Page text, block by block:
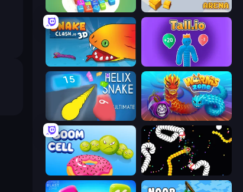
Merge Blocks 3D Gold Rush Arena
Snake Clash.io Tall.io
Helix Snake Worms.Zone
Boom Cell Worms.io